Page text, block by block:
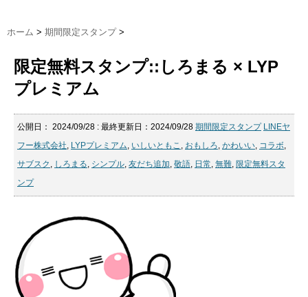
ホーム > 期間限定スタンプ >
限定無料スタンプ::しろまる × LYP
プレミアム
公開日： 2024/09/28 : 最終更新日：2024/09/28 期間限定スタンプ LINEヤ
フー株式会社, LYPプレミアム, いしいともこ , おもしろ, かわいい, コラボ,
サブスク , しろまる, シンプル, 友だち追加, 敬語, 日常, 無難, 限定無料スタ
ンプ